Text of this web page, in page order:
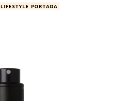
LIFESTYLE PORTADA